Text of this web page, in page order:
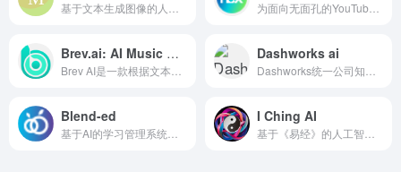
Brev.ai: AI Music Generator Free Online Dashworks ai
Blend-ed I Ching AI